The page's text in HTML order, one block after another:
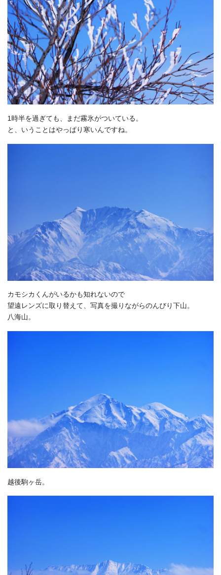
1時半を過ぎても、まだ霧氷がついている。
と、いうことはやっぱり寒いんですね。
カモシカくんがいるかも知れないので
望遠レンズに取り替えて、写真を撮りながらのんびり下山。
八海山。
越後駒ヶ岳。